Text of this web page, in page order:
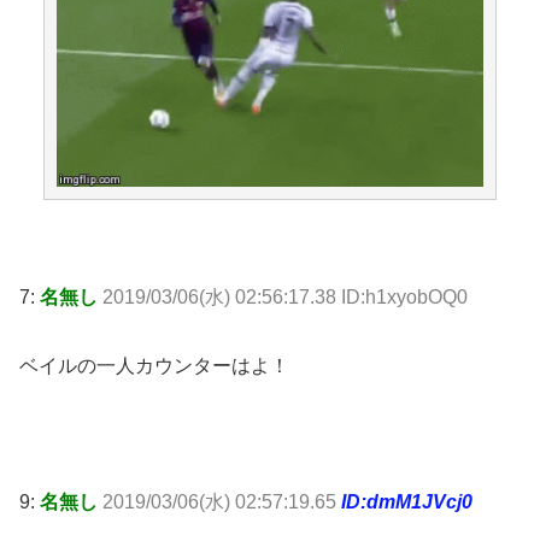
7: 名無し 2019/03/06(水) 02:56:17.38 ID:h1xyobOQ0
ベイルの一人カウンターはよ！
9: 名無し 2019/03/06(水) 02:57:19.65 ID:dmM1JVcj0